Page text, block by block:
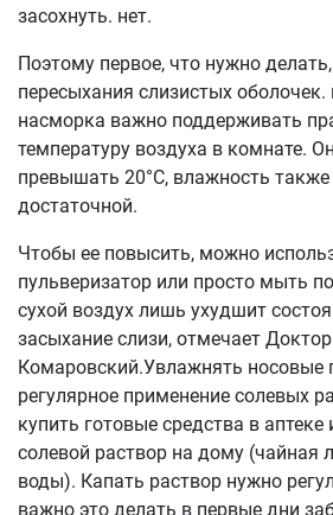
засохнуть. нет.
Поэтому первое, что нужно
пересыхания слизистых
насморка важно поддерживать
температуру воздуха в комнате.
превышать 20°C, влажность
достаточной.
Чтобы ее повысить, можно
пульверизатор или просто мыть
сухой воздух лишь ухудшит
засыхание слизи, отмечает Доктор
Комаровский.Увлажнять носовые
регулярное применение солевых
купить готовые средства в аптеке
солевой раствор на дому (чайная
воды). Капать раствор нужно
важно это делать в первые дни